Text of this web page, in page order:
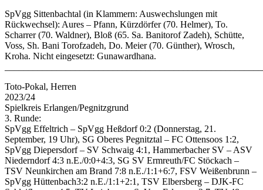
SpVgg Sittenbachtal (in Klammern: Auswechslungen mit
Rückwechsel): Aures – Pfann, Kürzdörfer (70. Helmer), To.
Scharrer (70. Waldner), Bloß (65. Sa. Banitorof Zadeh), Schütte,
Voss, Sh. Bani Torofzadeh, Do. Meier (70. Günther), Wrosch,
Kroha. Nicht eingesetzt: Gunawardhana.
Toto-Pokal, Herren
2023/24
Spielkreis Erlangen/Pegnitzgrund
3. Runde:
SpVgg Effeltrich – SpVgg Heßdorf 0:2 (Donnerstag, 21.
September, 19 Uhr), SG Oberes Pegnitztal – FC Ottensoos 1:2,
SpVgg Diepersdorf – SV Schwaig 4:1, Hammerbacher SV – ASV
Niederndorf 4:3 n.E./0:0+4:3, SG SV Ermreuth/FC Stöckach –
TSV Neunkirchen am Brand 7:8 n.E./1:1+6:7, FSV Weißenbrunn –
SpVgg Hüttenbach3:2 n.E./1:1+2:1, TSV Elbersberg – DJK-FC